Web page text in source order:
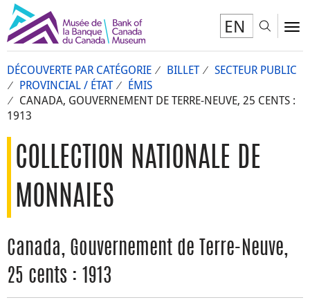
EN
DÉCOUVERTE PAR CATÉGORIE BILLET
SECTEUR PUBLIC
PROVINCIAL / ÉTAT
ÉMIS
CANADA, GOUVERNEMENT DE TERRE-NEUVE, 25 CENTS :
1913
COLLECTION NATIONALE DE
MONNAIES
Canada, Gouvernement de Terre-Neuve,
25 cents : 1913